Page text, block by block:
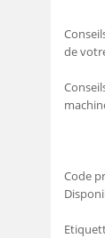
de
Code